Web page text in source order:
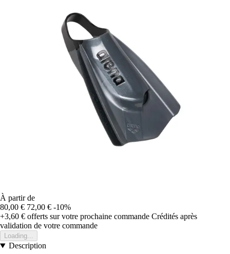
À partir de
80,00 € 72,00 € -10%
+3,60 € offerts sur votre prochaine commande Crédités après
validation de votre commande
Loading...
Description